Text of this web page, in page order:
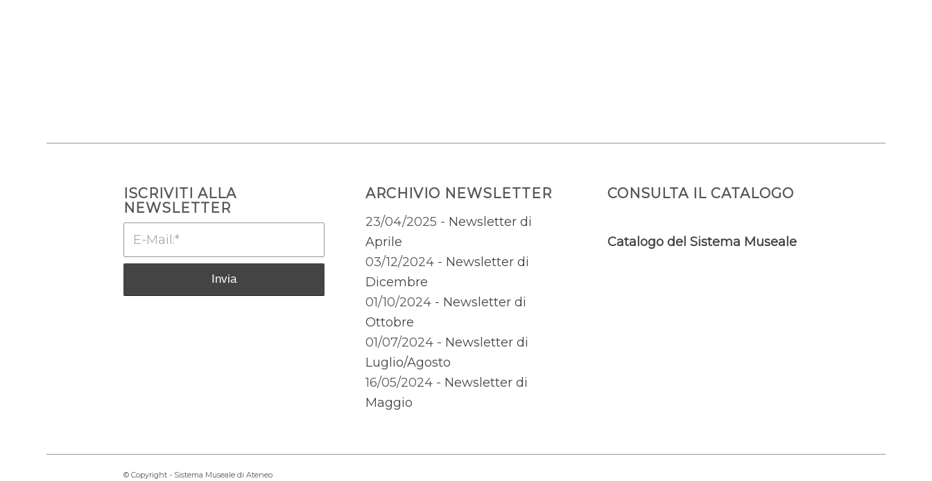
ISCRIVITI ALLA
NEWSLETTER
ARCHIVIO NEWSLETTER
23/04/2025 - Newsletter di
Aprile
03/12/2024 - Newsletter di
Dicembre
01/10/2024 - Newsletter di
Ottobre
01/07/2024 - Newsletter di
Luglio/Agosto
16/05/2024 - Newsletter di
Maggio
CONSULTA IL CATALOGO
Catalogo del Sistema Museale
© Copyright - Sistema Museale di Ateneo